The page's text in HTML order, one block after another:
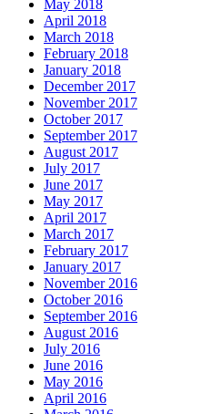
May 2018
April 2018
March 2018
February 2018
January 2018
December 2017
November 2017
October 2017
September 2017
August 2017
July 2017
June 2017
May 2017
April 2017
March 2017
February 2017
January 2017
November 2016
October 2016
September 2016
August 2016
July 2016
June 2016
May 2016
April 2016